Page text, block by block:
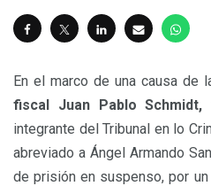
En el marco de una causa de
fiscal Juan Pablo Schmidt,
integrante del Tribunal en lo
abreviado a Ángel Armando
de prisión en suspenso, por